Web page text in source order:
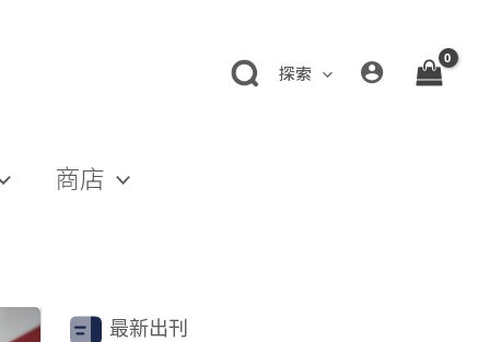
探索
商店
最新出刊